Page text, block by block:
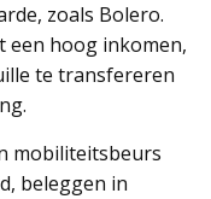
zoals Bolero.
een hoog inkomen,
te transfereren
mobiliteitsbeurs
beleggen in